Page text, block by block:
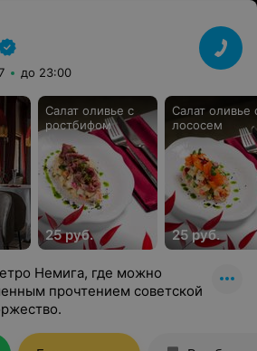
до 23:00
Салат оливье с
ростбифом
25 руб.
Салат оливье
лососем
25 руб.
Немига, где можно
прочтением советской